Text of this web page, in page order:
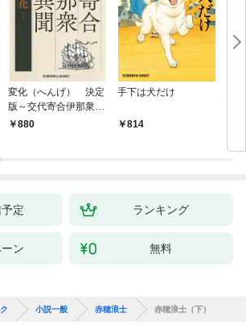
変化（へんげ） 決定
版～交代寄合伊那衆異
聞（1）～
880
手下は犬だけ
814
定 ランキング
ン 無料
小説一般 赤穂浪士 赤穂浪士（下）